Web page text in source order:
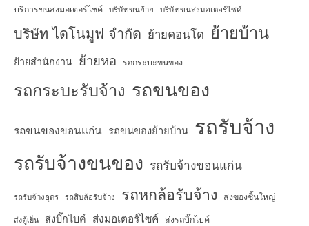
บริการขนส่งมอเตอร์ไซค์ บริษัทขนย้าย บริษัทขนส่งมอเตอร์ไซค์
บริษัท ไดโนมูฟ จำกัด ย้ายคอนโด ย้ายบ้าน
ย้ายสำนักงาน ย้ายหอ รถกระบะขนของ
รถกระบะรับจ้าง รถขนของ
รถขนของขอนแก่น รถขนของย้ายบ้าน รถรับจ้าง
รถรับจ้างขนของ รถรับจ้างขอนแก่น
รถรับจ้างอุดร รถสิบล้อรับจ้าง รถหกล้อรับจ้าง ส่งของชิ้นใหญ่
ส่งตู้เย็น ส่งบิ๊กไบค์ ส่งมอเตอร์ไซค์ ส่งรถบิ๊กไบค์